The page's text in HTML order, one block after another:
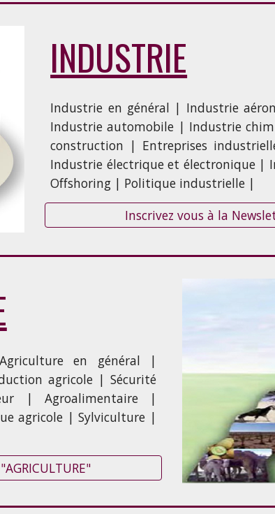
INDUSTRIE
Industrie en général | Industrie
Industrie automobile | Industrie
construction | Entreprises
Industrie électrique et électronique
Offshoring | Politique industrielle |
Inscrivez vous à la
en général |
agricole | Sécurité
| Agroalimentaire |
agricole | Sylviculture |